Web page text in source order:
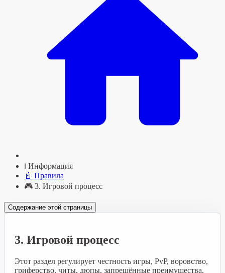
ℹ️ Информация
📓 Правила
🎮 3. Игровой процесс
Содержание этой страницы
3. Игровой процесс
Этот раздел регулирует честность игры, PvP, воровство,
гриферство, читы, дюпы, запрещённые преимущества,